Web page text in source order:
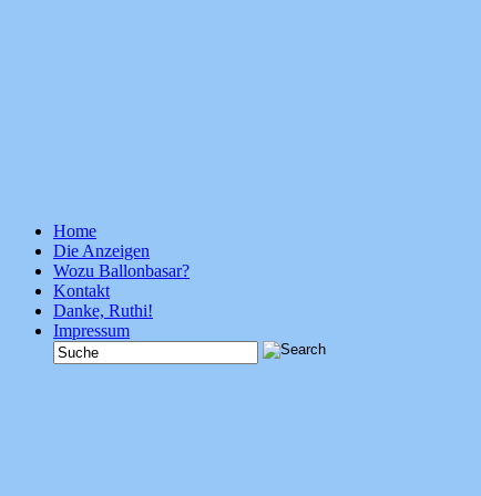
Home
Die Anzeigen
Wozu Ballonbasar?
Kontakt
Danke, Ruthi!
Impressum